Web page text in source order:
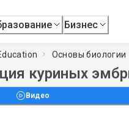
Бизнес
Основы биологии
куриных
Видео